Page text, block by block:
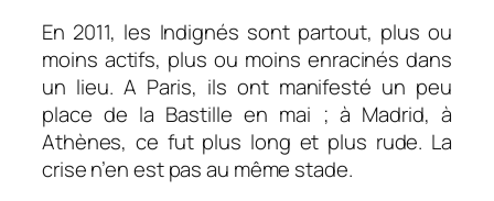
En 2011, les Indignés sont partout, plus ou
moins actifs, plus ou moins enracinés dans
un lieu. A Paris, ils ont manifesté un peu
place de la Bastille en mai ; à Madrid, à
Athènes, ce fut plus long et plus rude. La
crise n’en est pas au même stade.